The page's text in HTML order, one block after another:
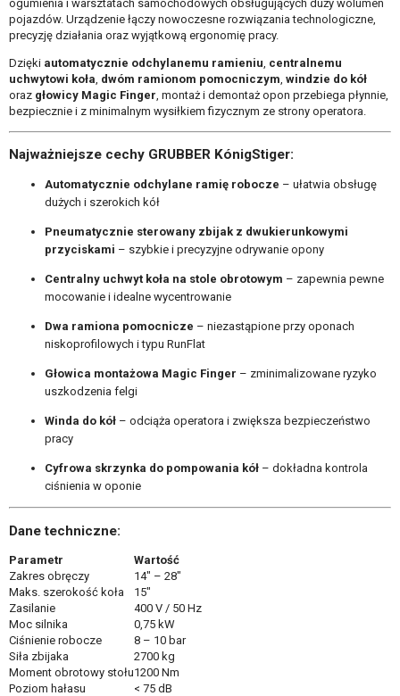
ogumienia i warsztatach samochodowych obsługujących duży wolumen
pojazdów. Urządzenie łączy nowoczesne rozwiązania technologiczne,
precyzję działania oraz wyjątkową ergonomię pracy.
Dzięki automatycznie odchylanemu ramieniu, centralnemu
uchwytowi koła, dwóm ramionom pomocniczym, windzie do kół
oraz głowicy Magic Finger, montaż i demontaż opon przebiega płynnie,
bezpiecznie i z minimalnym wysiłkiem fizycznym ze strony operatora.
Najważniejsze cechy GRUBBER KónigStiger:
Automatycznie odchylane ramię robocze – ułatwia obsługę
dużych i szerokich kół
Pneumatycznie sterowany zbijak z dwukierunkowymi
przyciskami – szybkie i precyzyjne odrywanie opony
Centralny uchwyt koła na stole obrotowym – zapewnia pewne
mocowanie i idealne wycentrowanie
Dwa ramiona pomocnicze – niezastąpione przy oponach
niskoprofilowych i typu RunFlat
Głowica montażowa Magic Finger – zminimalizowane ryzyko
uszkodzenia felgi
Winda do kół – odciąża operatora i zwiększa bezpieczeństwo
pracy
Cyfrowa skrzynka do pompowania kół – dokładna kontrola
ciśnienia w oponie
Dane techniczne:
Parametr
Wartość
Zakres obręczy
14″ – 28″
Maks. szerokość koła
15″
Zasilanie
400 V / 50 Hz
Moc silnika
0,75 kW
Ciśnienie robocze
8 – 10 bar
Siła zbijaka
2700 kg
Moment obrotowy stołu1200 Nm
Poziom hałasu
< 75 dB